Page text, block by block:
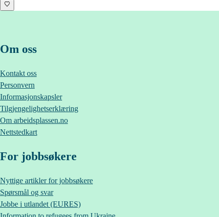
Om oss
Kontakt oss
Personvern
Informasjonskapsler
Tilgjengelighetserklæring
Om arbeidsplassen.no
Nettstedkart
For jobbsøkere
Nyttige artikler for jobbsøkere
Spørsmål og svar
Jobbe i utlandet (EURES)